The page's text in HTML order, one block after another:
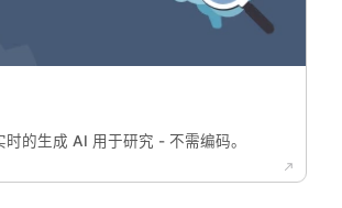
时的生成 AI 用于研究 - 不需编码。